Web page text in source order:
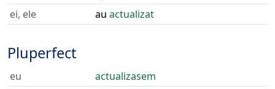
ei, ele
au actualizat
Pluperfect
eu
actualizasem